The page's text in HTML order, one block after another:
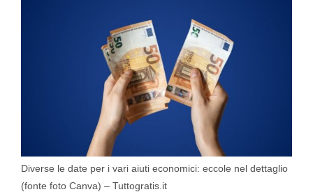
Diverse le date per i vari aiuti economici: eccole nel dettaglio
(fonte foto Canva) – Tuttogratis.it